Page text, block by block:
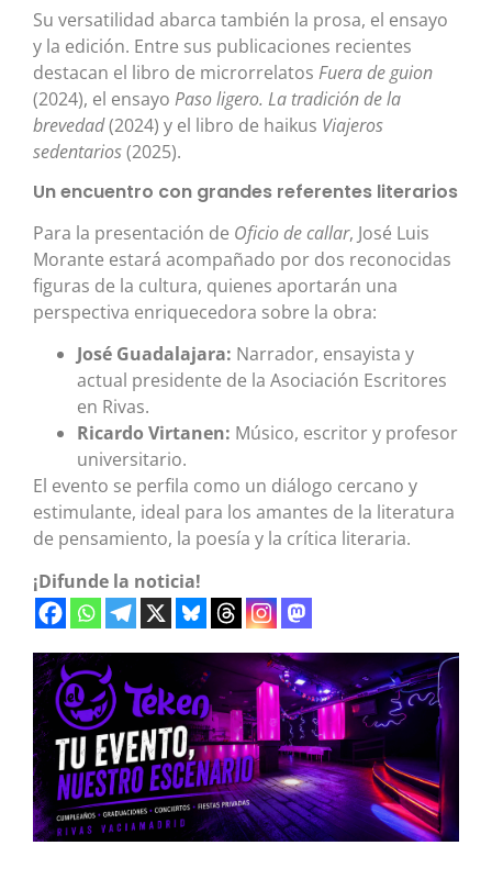
Su versatilidad abarca también la prosa, el ensayo
y la edición. Entre sus publicaciones recientes
destacan el libro de microrrelatos Fuera de guion
(2024), el ensayo Paso ligero. La tradición de la
brevedad(2024) y el libro de haikus Viajeros
sedentarios(2025).
Un encuentro con grandes referentes literarios
Para la presentación de Oficio de callar, José Luis
Morante estará acompañado por dos reconocidas
figuras de la cultura, quienes aportarán una
perspectiva enriquecedora sobre la obra:
José Guadalajara: Narrador, ensayista y
actual presidente de la Asociación Escritores
en Rivas.
Ricardo Virtanen: Músico, escritor y profesor
universitario.
El evento se perfila como un diálogo cercano y
estimulante, ideal para los amantes de la literatura
de pensamiento, la poesía y la crítica literaria.
¡Difunde la noticia!